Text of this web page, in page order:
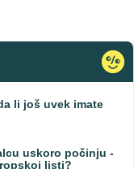
li još uvek imate
uskoro počinju -
listi?